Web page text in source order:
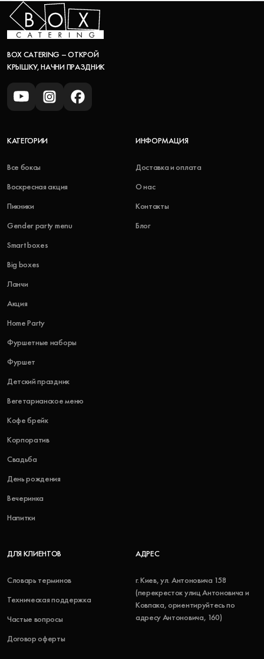
BOX CATERING – ОТКРОЙ
КРЫШКУ, НАЧНИ ПРАЗДНИК
КАТЕГОРИИ
Все боксы
Воскресная акция
Пикники
Gender party menu
Smart boxes
Big boxes
Ланчи
Акция
Home Party
Фуршетные наборы
Фуршет
Детский праздник
Вегетарианское меню
Кофе брейк
Корпоратив
Свадьба
День рождения
Вечеринка
Напитки
ИНФОРМАЦИЯ
Доставка и оплата
О нас
Контакты
Блог
ДЛЯ КЛИЕНТОВ
Словарь терминов
Техническая поддержка
Частые вопросы
Договор оферты
АДРЕС
г. Киев, ул. Антоновича 158
(перекресток улиц Антоновича и
Ковпака, ориентируйтесь по
адресу Антоновича, 160)